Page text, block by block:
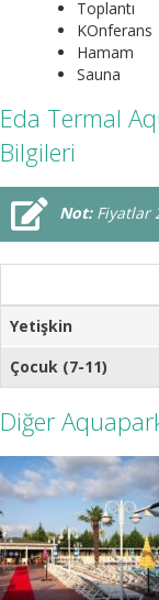
Toplantı
KOnferans
Hamam
Sauna
Eda Termal
Bilgileri
Not: Fiyatlar
Yetişkin
Çocuk (7-11)
Diğer